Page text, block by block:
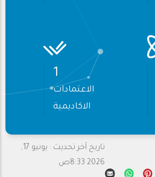
1
الاعتمادات
الاكاديمية
تاريخ آخر تحديث :
يونيو 17,
2026 8:33ص